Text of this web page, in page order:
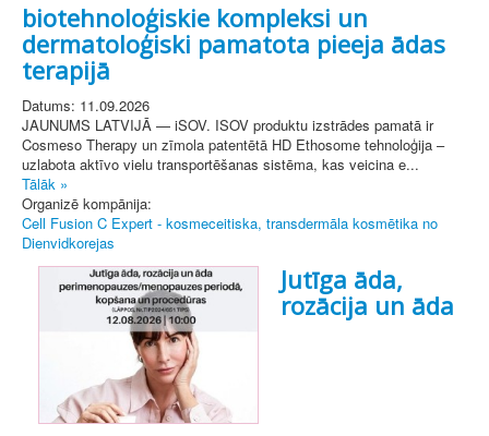
biotehnoloģiskie kompleksi un
dermatoloģiski pamatota pieeja ādas
terapijā
Datums: 11.09.2026
JAUNUMS LATVIJĀ — iSOV. ISOV produktu izstrādes pamatā ir
Cosmeso Therapy un zīmola patentētā HD Ethosome tehnoloģija –
uzlabota aktīvo vielu transportēšanas sistēma, kas veicina e...
Tālāk »
Organizē kompānija:
Cell Fusion C Expert - kosmeceitiska, transdermāla kosmētika no
Dienvidkorejas
Jutīga āda,
rozācija un āda